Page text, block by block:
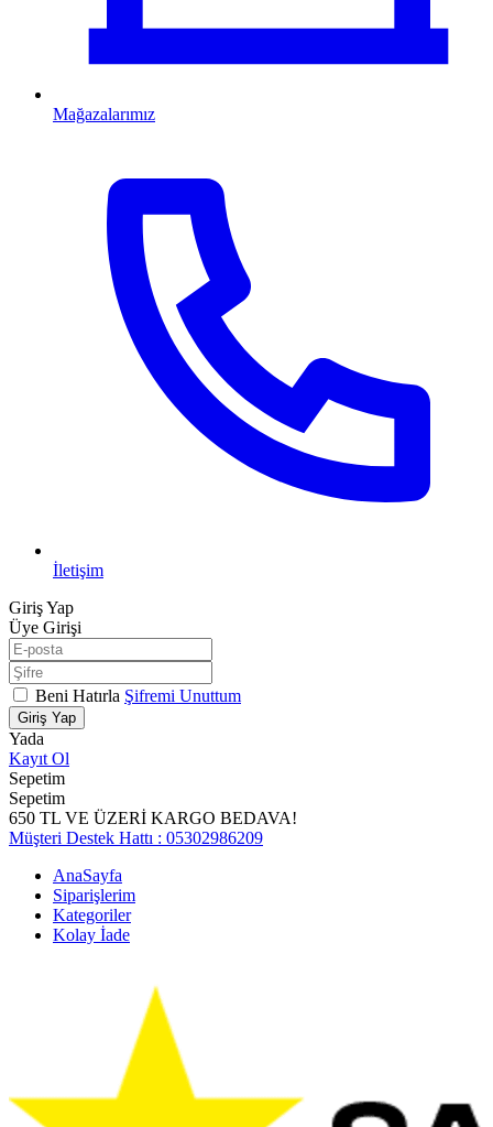
Mağazalarımız
İletişim
Giriş Yap
Üye Girişi
Beni Hatırla Şifremi Unuttum
Giriş Yap
Yada
Kayıt Ol
Sepetim
Sepetim
650 TL VE ÜZERİ KARGO BEDAVA!
Müşteri Destek Hattı : 05302986209
AnaSayfa
Siparişlerim
Kategoriler
Kolay İade